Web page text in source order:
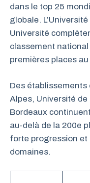
dans le top 25
globale.
Université
classement
premières places
Des établissements
Alpes, Université
Bordeaux
au-delà de la 200e
forte progression
domaines.